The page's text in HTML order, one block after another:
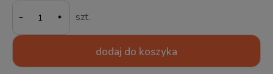
- szt.
dodaj do koszyka